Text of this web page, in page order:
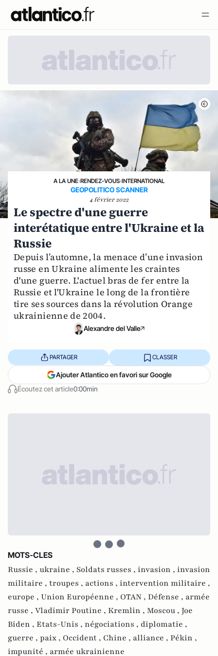
A LA UNE›RENDEZ-VOUS›INTERNATIONAL
GEOPOLITICO SCANNER
4 février 2022
Le spectre d'une guerre
interétatique entre l'Ukraine et la
Russie
Depuis l’automne, la menace d’une invasion
russe en Ukraine alimente les craintes
d'une guerre. L'actuel bras de fer entre la
Russie et l'Ukraine le long de la frontière
tire ses sources dans la révolution Orange
ukrainienne de 2004.
Alexandre del Valle
Écoutez cet article0:00min
PARTAGER CLASSER
Ajouter Atlantico en favori sur Google
MOTS-CLES
Russie , ukraine , Soldats russes , invasion , invasion
militaire , troupes , actions , intervention militaire ,
europe , Union Européenne , OTAN , Défense , armée
russe , Vladimir Poutine , Kremlin , Moscou , Joe
Biden , Etats-Unis , négociations , diplomatie ,
guerre , paix , Occident , Chine , alliance , Pékin ,
impunité , armée ukrainienne